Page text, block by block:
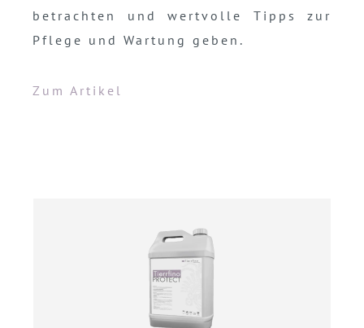
betrachten und wertvolle Tipps zur
Pflege und Wartung geben.
Zum Artikel